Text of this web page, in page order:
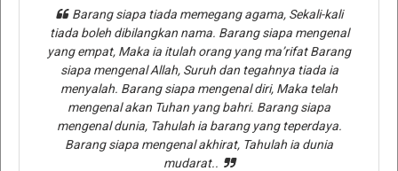
Barang siapa tiada memegang agama, Sekali-kali
tiada boleh dibilangkan nama. Barang siapa mengenal
yang empat, Maka ia itulah orang yang ma’rifat Barang
siapa mengenal Allah, Suruh dan tegahnya tiada ia
menyalah. Barang siapa mengenal diri, Maka telah
mengenal akan Tuhan yang bahri. Barang siapa
mengenal dunia, Tahulah ia barang yang teperdaya.
Barang siapa mengenal akhirat, Tahulah ia dunia
mudarat..